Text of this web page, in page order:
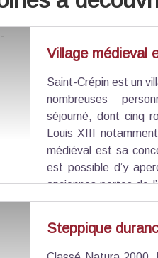
Village médieval
Saint-Crépin est un
nombreuses
séjourné, dont cinq
Louis XIII
médiéval est sa
est possible d’y
anciennes portes de
l’ancien château, qui
Steppique